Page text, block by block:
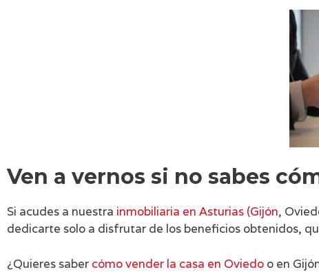
Ven a vernos si no sabes
Si acudes a nuestra inmobiliaria en Asturias (Gijón,
dedicarte solo a disfrutar de los beneficios obtenidos,
¿Quieres saber cómo vender la casa en Oviedo o en